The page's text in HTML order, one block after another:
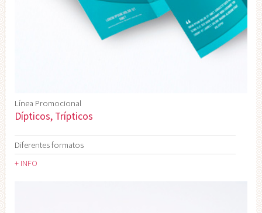
Línea Promocional
Dípticos, Trípticos
Diferentes formatos
+ INFO